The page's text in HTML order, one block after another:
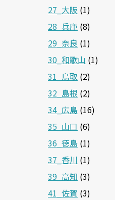
27_大阪 (1)
28_兵庫 (8)
29_奈良 (1)
30_和歌山 (1)
31_鳥取 (2)
32_島根 (2)
34_広島 (16)
35_山口 (6)
36_徳島 (1)
37_香川 (1)
39_高知 (3)
41_佐賀 (3)